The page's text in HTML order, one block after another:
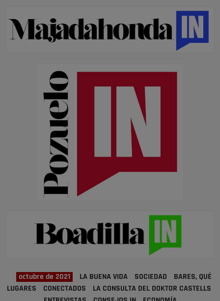
octubre de 2021 LA BUENA VIDA SOCIEDAD
BARES, QUÉ
LUGARES
CONECTADOS
LA CONSULTA DEL DOKTOR CASTELLS